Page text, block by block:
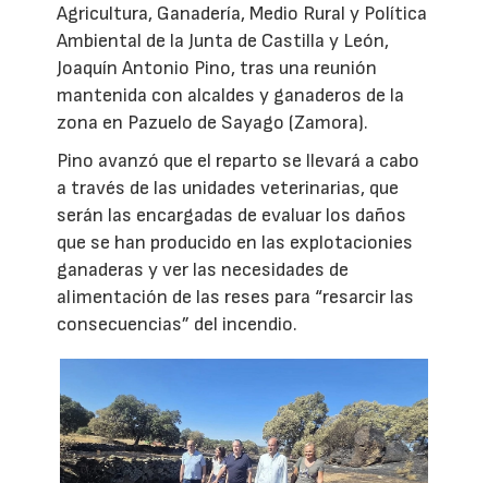
Agricultura, Ganadería, Medio Rural y Política
Ambiental de la Junta de Castilla y León,
Joaquín Antonio Pino, tras una reunión
mantenida con alcaldes y ganaderos de la
zona en Pazuelo de Sayago (Zamora).
Pino avanzó que el reparto se llevará a cabo
a través de las unidades veterinarias, que
serán las encargadas de evaluar los daños
que se han producido en las explotacionies
ganaderas y ver las necesidades de
alimentación de las reses para “resarcir las
consecuencias” del incendio.